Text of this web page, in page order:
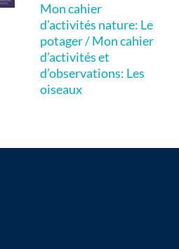
Mon cahier
d’activités nature: Le
potager / Mon cahier
d’activités et
d’observations: Les
oiseaux